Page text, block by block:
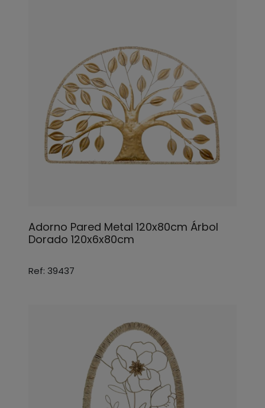
Adorno Pared Metal 120x80cm Árbol
Dorado 120x6x80cm
Ref: 39437